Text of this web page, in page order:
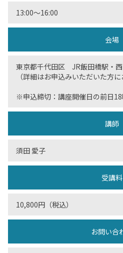
13:00～16:00
会場
東京都千代田区 JR飯田橋駅・
（詳細はお申込みいただいた方に
※申込締切：講座開催日の前日
講師
須田 愛子
受講料
10,800円（税込）
お問い合